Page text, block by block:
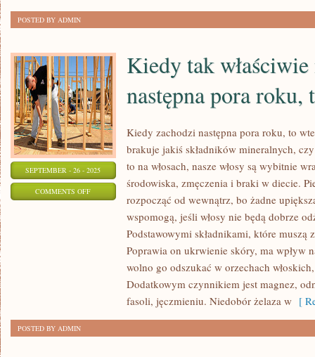
POSTED BY ADMIN
SEPTEMBER - 26 - 2025
COMMENTS OFFON
Kiedy tak właściwie
następna pora roku,
Kiedy zachodzi następna pora roku, to
brakuje jakiś składników mineralnych,
to na włosach, nasze włosy są wybitnie
środowiska, zmęczenia i braki w diecie.
rozpocząć od wewnątrz, bo żadne
wspomogą, jeśli włosy nie będą dobrze
Podstawowymi składnikami, które muszą
Poprawia on ukrwienie skóry, ma wpływ
wolno go odszukać w orzechach
Dodatkowym czynnikiem jest magnez,
fasoli, jęczmieniu. Niedobór żelaza w [
POSTED BY ADMIN